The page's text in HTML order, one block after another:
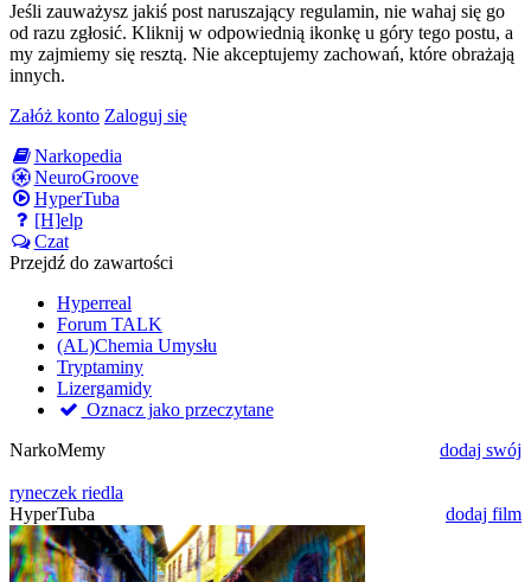
Jeśli zauważysz jakiś post naruszający regulamin, nie wahaj się go
od razu zgłosić. Kliknij w odpowiednią ikonkę u góry tego postu, a
my zajmiemy się resztą. Nie akceptujemy zachowań, które obrażają
innych.
Załóż konto Zaloguj się
Narkopedia
NeuroGroove
HyperTuba
[H]elp
Czat
Przejdź do zawartości
Hyperreal
Forum TALK
(AL)Chemia Umysłu
Tryptaminy
Lizergamidy
Oznacz jako przeczytane
NarkoMemy
dodaj swój
ryneczek riedla
HyperTuba
dodaj film